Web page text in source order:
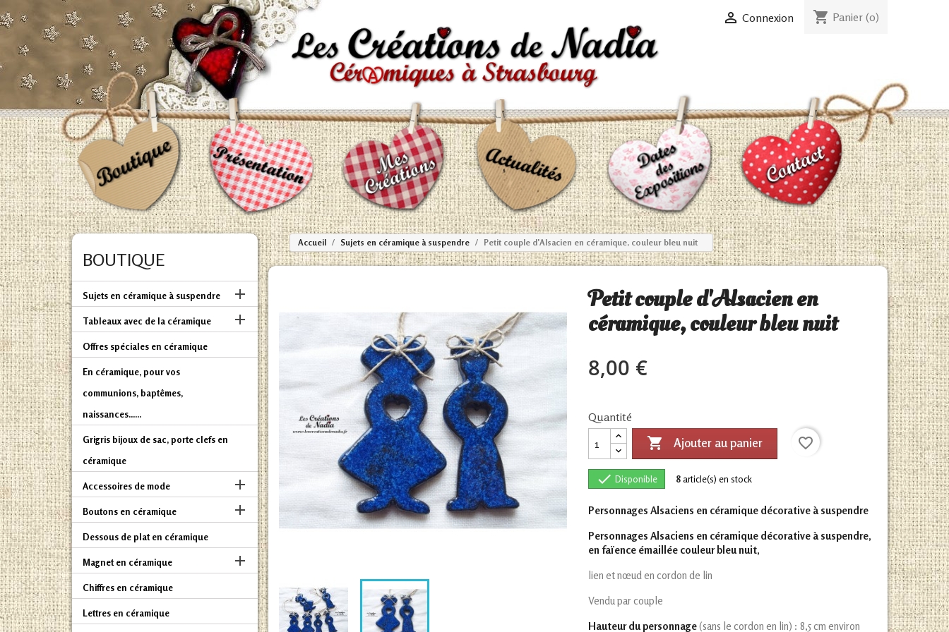
 Connexion shopping_cart Panier (0)
Accueil Sujets en céramique à suspendre Petit couple d'Alsacien en céramique, couleur bleu nuit
BOUTIQUE
Sujets en céramique à suspendre 
Tableaux avec de la céramique 
Offres spéciales en céramique
En céramique, pour vos
communions, baptêmes,
naissances......
Grigris bijoux de sac, porte clefs en
céramique
Accessoires de mode 
Boutons en céramique 
Dessous de plat en céramique
Magnet en céramique 
Chiffres en céramique
Lettres en céramique
Petit couple d'Alsacien en
céramique, couleur bleu nuit
8,00 €
Quantité
 Ajouter au panier favorite_border
 Disponible 8article(s) en stock
Personnages Alsaciens en céramique décorative à suspendre
Personnages Alsaciens en céramique décorative à suspendre,
en faïence émaillée couleur bleu nuit,
lien et nœud en cordon de lin
Vendu par couple
Hauteur du personnage(sans le cordon en lin) : 8,5 cm environ